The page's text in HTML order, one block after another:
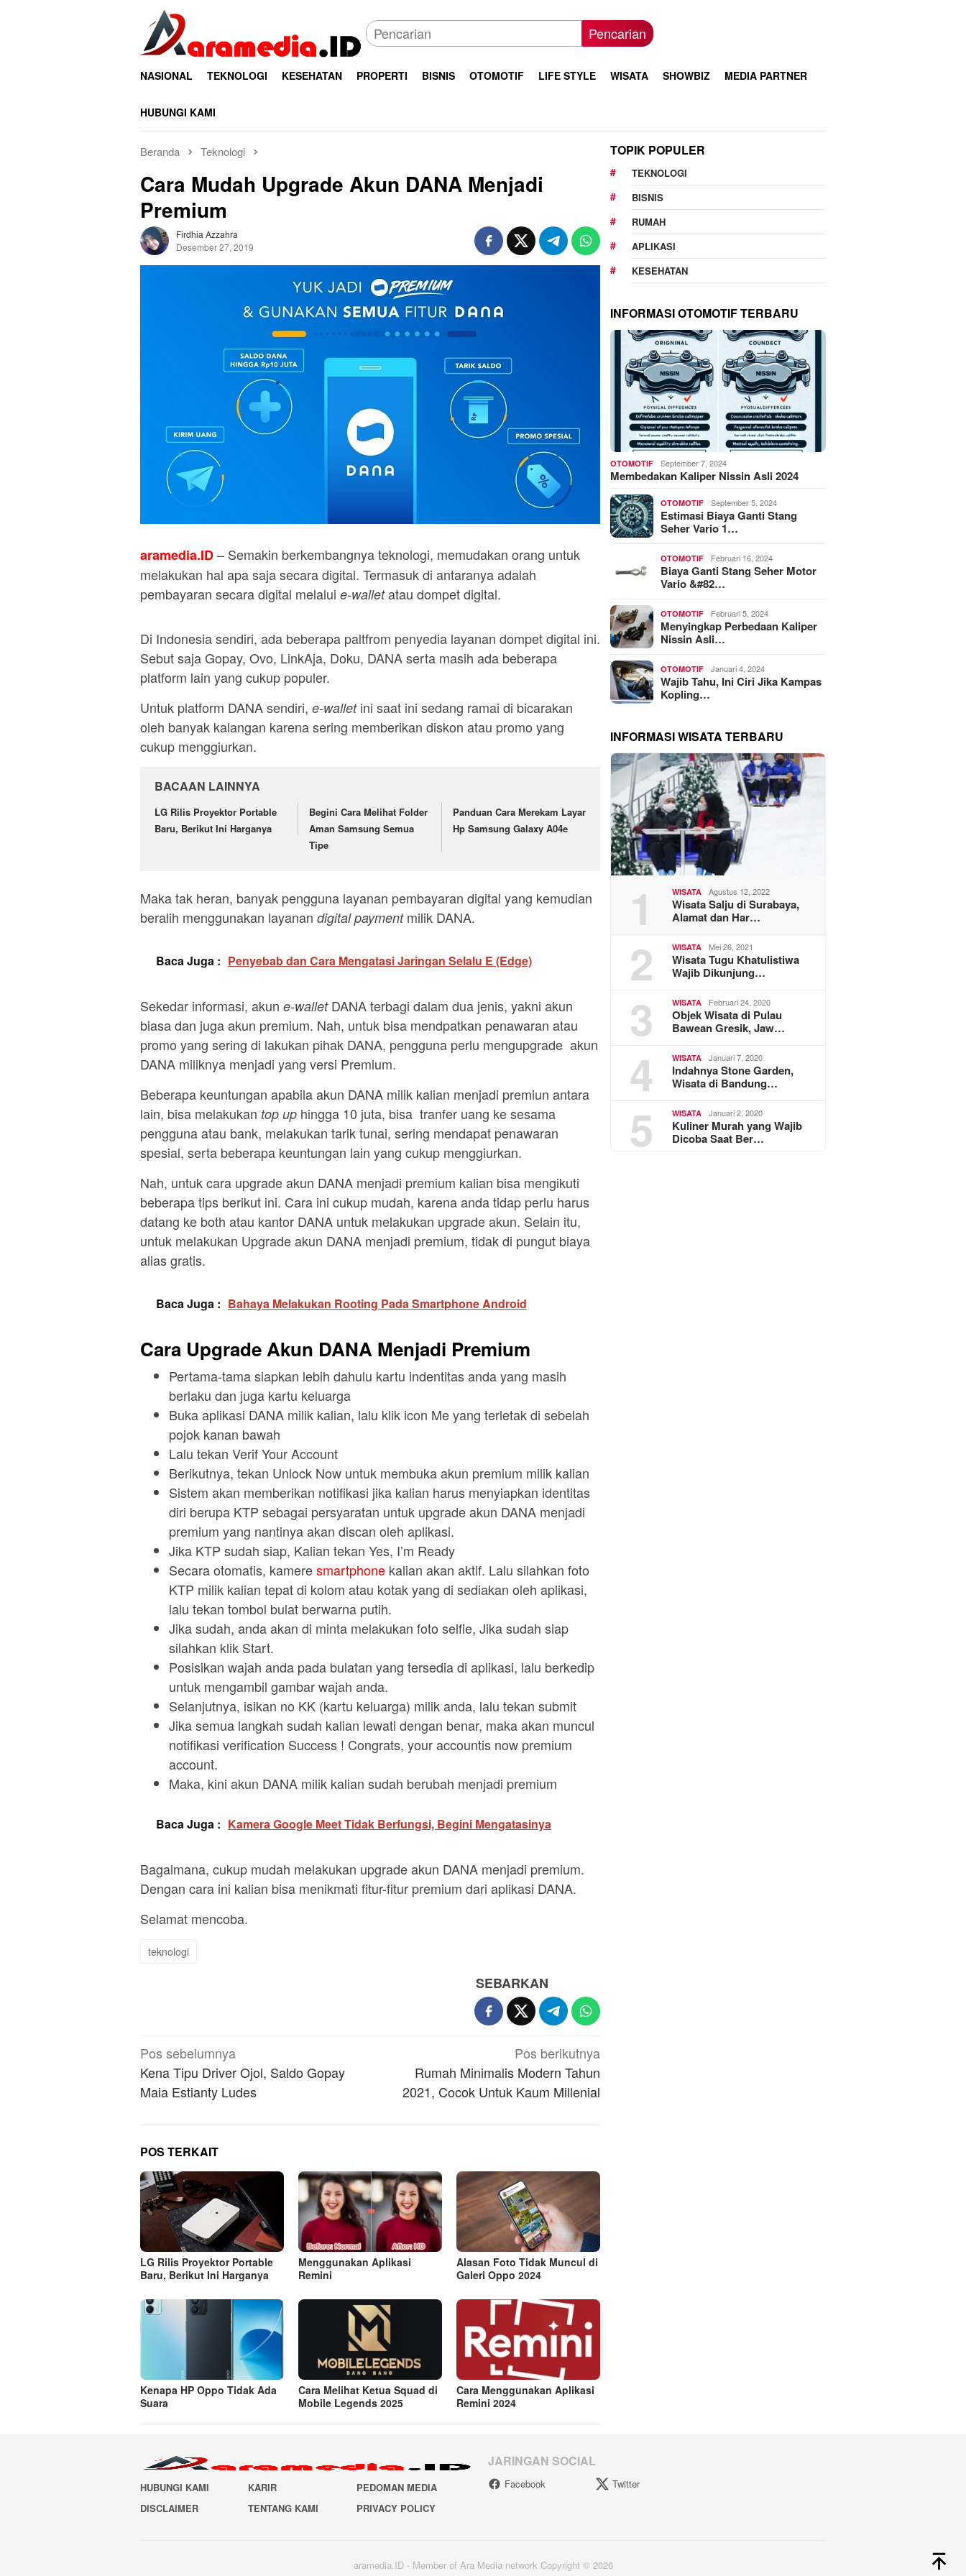
Pencarian
NASIONAL TEKNOLOGI KESEHATAN PROPERTI BISNIS OTOMOTIF LIFE STYLE WISATA SHOWBIZ MEDIA PARTNER
HUBUNGI KAMI
Beranda Teknologi
Cara Mudah Upgrade Akun DANA Menjadi
Premium
Firdhia Azzahra
Desember 27, 2019
aramedia.ID– Semakin berkembangnya teknologi, memudakan orang untuk
melakukan hal apa saja secara digital. Termasuk di antaranya adalah
pembayaran secara digital melalui e-walletatau dompet digital.
Di Indonesia sendiri, ada beberapa paltfrom penyedia layanan dompet digital ini.
Sebut saja Gopay, Ovo, LinkAja, Doku, DANA serta masih ada beberapa
platform lain yang cukup populer.
Untuk platform DANA sendiri, e-walletini saat ini sedang ramai di bicarakan
oleh banyak kalangan karena sering memberikan diskon atau promo yang
cukup menggiurkan.
BACAAN LAINNYA
LG Rilis Proyektor Portable
Baru, Berikut Ini Harganya
Begini Cara Melihat Folder
Aman Samsung Semua
Tipe
Panduan Cara Merekam Layar
Hp Samsung Galaxy A04e
Maka tak heran, banyak pengguna layanan pembayaran digital yang kemudian
beralih menggunakan layanan digital paymentmilik DANA.
Baca Juga : Penyebab dan Cara Mengatasi Jaringan Selalu E (Edge)
Sekedar informasi, akun e-walletDANA terbagi dalam dua jenis, yakni akun
biasa dan juga akun premium. Nah, untuk bisa mendpatkan penawaran atau
promo yang sering di lakukan pihak DANA, pengguna perlu mengupgrade akun
DANA miliknya menjadi yang versi Premium.
Beberapa keuntungan apabila akun DANA milik kalian menjadi premiun antara
lain, bisa melakukan top up hingga 10 juta, bisa tranfer uang ke sesama
pengguna atau bank, melakukan tarik tunai, sering mendapat penawaran
spesial, serta beberapa keuntungan lain yang cukup menggiurkan.
Nah, untuk cara upgrade akun DANA menjadi premium kalian bisa mengikuti
beberapa tips berikut ini. Cara ini cukup mudah, karena anda tidap perlu harus
datang ke both atau kantor DANA untuk melakukan upgrade akun. Selain itu,
untuk melakukan Upgrade akun DANA menjadi premium, tidak di pungut biaya
alias gratis.
Baca Juga : Bahaya Melakukan Rooting Pada Smartphone Android
Cara Upgrade Akun DANA Menjadi Premium
Pertama-tama siapkan lebih dahulu kartu indentitas anda yang masih
berlaku dan juga kartu keluarga
Buka aplikasi DANA milik kalian, lalu klik icon Me yang terletak di sebelah
pojok kanan bawah
Lalu tekan Verif Your Account
Berikutnya, tekan Unlock Now untuk membuka akun premium milik kalian
Sistem akan memberikan notifikasi jika kalian harus menyiapkan identitas
diri berupa KTP sebagai persyaratan untuk upgrade akun DANA menjadi
premium yang nantinya akan discan oleh aplikasi.
Jika KTP sudah siap, Kalian tekan Yes, I’m Ready
Secara otomatis, kameresmartphone kalian akan aktif. Lalu silahkan foto
KTP milik kalian tepat di kolom atau kotak yang di sediakan oleh aplikasi,
lalu tekan tombol bulat berwarna putih.
Jika sudah, anda akan di minta melakukan foto selfie, Jika sudah siap
silahkan klik Start.
Posisikan wajah anda pada bulatan yang tersedia di aplikasi, lalu berkedip
untuk mengambil gambar wajah anda.
Selanjutnya, isikan no KK (kartu keluarga) milik anda, lalu tekan submit
Jika semua langkah sudah kalian lewati dengan benar, maka akan muncul
notifikasi verification Success ! Congrats, your accountis now premium
account.
Maka, kini akun DANA milik kalian sudah berubah menjadi premium
Baca Juga : Kamera Google Meet Tidak Berfungsi, Begini Mengatasinya
Bagaimana, cukup mudah melakukan upgrade akun DANA menjadi premium.
Dengan cara ini kalian bisa menikmati fitur-fitur premium dari aplikasi DANA.
Selamat mencoba.
teknologi
SEBARKAN
Navigasi
pos
Pos sebelumnya
Kena Tipu Driver Ojol, Saldo Gopay
Maia Estianty Ludes
Pos berikutnya
Rumah Minimalis Modern Tahun
2021, Cocok Untuk Kaum Millenial
POS TERKAIT
LG Rilis Proyektor Portable
Baru, Berikut Ini Harganya
Menggunakan Aplikasi
Remini
Alasan Foto Tidak Muncul di
Galeri Oppo 2024
Kenapa HP Oppo Tidak Ada
Suara
Cara Melihat Ketua Squad di
Mobile Legends 2025
Cara Menggunakan Aplikasi
Remini 2024
TOPIK POPULER
TEKNOLOGI
BISNIS
RUMAH
APLIKASI
KESEHATAN
INFORMASI OTOMOTIF TERBARU
OTOMOTIF September 7, 2024
Membedakan Kaliper Nissin Asli 2024
OTOMOTIF September 5, 2024
Estimasi Biaya Ganti Stang
Seher Vario 1…
OTOMOTIF Februari 16, 2024
Biaya Ganti Stang Seher Motor
Vario &#82…
OTOMOTIF Februari 5, 2024
Menyingkap Perbedaan Kaliper
Nissin Asli…
OTOMOTIF Januari 4, 2024
Wajib Tahu, Ini Ciri Jika Kampas
Kopling…
INFORMASI WISATA TERBARU
1 WISATA Agustus 12, 2022
Wisata Salju di Surabaya,
Alamat dan Har…
2 WISATA Mei 26, 2021
Wisata Tugu Khatulistiwa
Wajib Dikunjung…
3 WISATA Februari 24, 2020
Objek Wisata di Pulau
Bawean Gresik, Jaw…
4 WISATA Januari 7, 2020
Indahnya Stone Garden,
Wisata di Bandung…
5 WISATA Januari 2, 2020
Kuliner Murah yang Wajib
Dicoba Saat Ber…
HUBUNGI KAMI KARIR
PEDOMAN MEDIA
DISCLAIMER
TENTANG KAMI PRIVACY POLICY
JARINGAN SOCIAL
Facebook Twitter
aramedia.ID - Member of Ara Media network Copyright © 2026